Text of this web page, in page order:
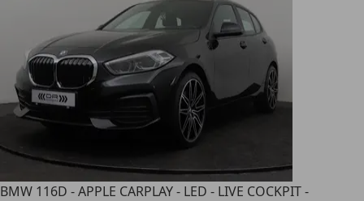
BMW 116D - APPLE CARPLAY - LED - LIVE COCKPIT -